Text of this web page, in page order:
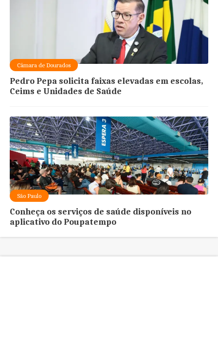
Câmara de Dourados
Pedro Pepa solicita faixas elevadas em escolas,
Ceims e Unidades de Saúde
São Paulo
Conheça os serviços de saúde disponíveis no
aplicativo do Poupatempo